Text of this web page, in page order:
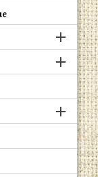


